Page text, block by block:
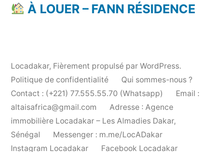
À LOUER – FANN RÉSIDENCE
Locadakar, Fièrement propulsé par WordPress.
Politique de confidentialité
Qui sommes-nous ?
Contact : (+221) 77.555.55.70 (Whatsapp)
Email :
altaisafrica@gmail.com
Adresse : Agence
immobilière Locadakar – Les Almadies Dakar,
Sénégal
Messenger : m.me/LocADakar
Instagram Locadakar
Facebook Locadakar